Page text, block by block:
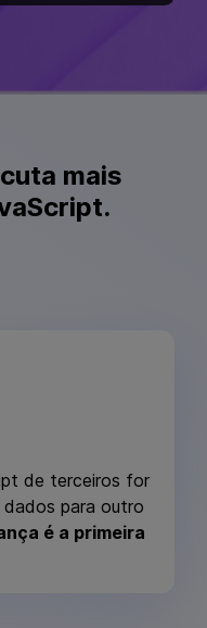
mais
.
de terceiros for
para outro
é a primeira